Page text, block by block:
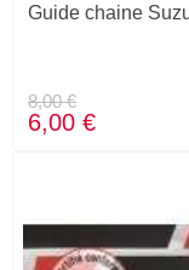
Guide chaine
8,00 €
6,00 €